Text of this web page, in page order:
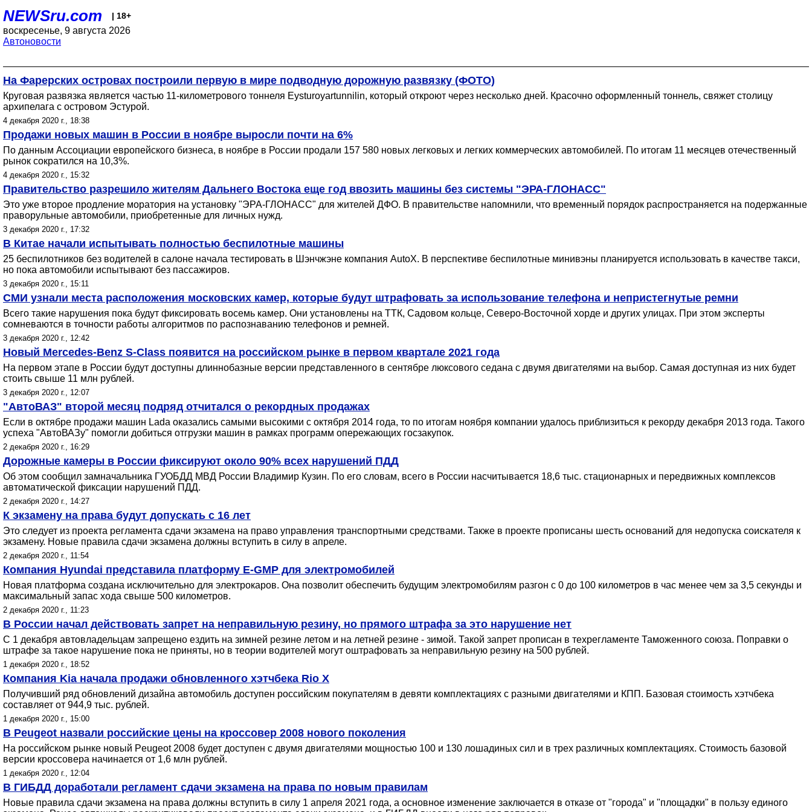
NEWSru.com | 18+
воскресенье, 9 августа 2026
Автоновости
На Фарерских островах построили первую в мире подводную дорожную развязку (ФОТО)
Круговая развязка является частью 11-километрового тоннеля Eysturoyartunnilin, который откроют через несколько дней. Красочно оформленный тоннель, свяжет столицу
архипелага с островом Эстурой.
4 декабря 2020 г., 18:38
Продажи новых машин в России в ноябре выросли почти на 6%
По данным Ассоциации европейского бизнеса, в ноябре в России продали 157 580 новых легковых и легких коммерческих автомобилей. По итогам 11 месяцев отечественный
рынок сократился на 10,3%.
4 декабря 2020 г., 15:32
Правительство разрешило жителям Дальнего Востока еще год ввозить машины без системы "ЭРА-ГЛОНАСС"
Это уже второе продление моратория на установку "ЭРА-ГЛОНАСС" для жителей ДФО. В правительстве напомнили, что временный порядок распространяется на подержанные
праворульные автомобили, приобретенные для личных нужд.
3 декабря 2020 г., 17:32
В Китае начали испытывать полностью беспилотные машины
25 беспилотников без водителей в салоне начала тестировать в Шэнчжэне компания AutoX. В перспективе беспилотные минивэны планируется использовать в качестве такси,
но пока автомобили испытывают без пассажиров.
3 декабря 2020 г., 15:11
СМИ узнали места расположения московских камер, которые будут штрафовать за использование телефона и непристегнутые ремни
Всего такие нарушения пока будут фиксировать восемь камер. Они установлены на ТТК, Садовом кольце, Северо-Восточной хорде и других улицах. При этом эксперты
сомневаются в точности работы алгоритмов по распознаванию телефонов и ремней.
3 декабря 2020 г., 12:42
Новый Mercedes-Benz S-Class появится на российском рынке в первом квартале 2021 года
На первом этапе в России будут доступны длиннобазные версии представленного в сентябре люксового седана с двумя двигателями на выбор. Самая доступная из них будет
стоить свыше 11 млн рублей.
3 декабря 2020 г., 12:07
"АвтоВАЗ" второй месяц подряд отчитался о рекордных продажах
Если в октябре продажи машин Lada оказались самыми высокими с октября 2014 года, то по итогам ноября компании удалось приблизиться к рекорду декабря 2013 года. Такого
успеха "АвтоВАЗу" помогли добиться отгрузки машин в рамках программ опережающих госзакупок.
2 декабря 2020 г., 16:29
Дорожные камеры в России фиксируют около 90% всех нарушений ПДД
Об этом сообщил замначальника ГУОБДД МВД России Владимир Кузин. По его словам, всего в России насчитывается 18,6 тыс. стационарных и передвижных комплексов
автоматической фиксации нарушений ПДД.
2 декабря 2020 г., 14:27
К экзамену на права будут допускать с 16 лет
Это следует из проекта регламента сдачи экзамена на право управления транспортными средствами. Также в проекте прописаны шесть оснований для недопуска соискателя к
экзамену. Новые правила сдачи экзамена должны вступить в силу в апреле.
2 декабря 2020 г., 11:54
Компания Hyundai представила платформу E-GMP для электромобилей
Новая платформа создана исключительно для электрокаров. Она позволит обеспечить будущим электромобилям разгон с 0 до 100 километров в час менее чем за 3,5 секунды и
максимальный запас хода свыше 500 километров.
2 декабря 2020 г., 11:23
В России начал действовать запрет на неправильную резину, но прямого штрафа за это нарушение нет
С 1 декабря автовладельцам запрещено ездить на зимней резине летом и на летней резине - зимой. Такой запрет прописан в техрегламенте Таможенного союза. Поправки о
штрафе за такое нарушение пока не приняты, но в теории водителей могут оштрафовать за неправильную резину на 500 рублей.
1 декабря 2020 г., 18:52
Компания Kia начала продажи обновленного хэтчбека Rio X
Получивший ряд обновлений дизайна автомобиль доступен российским покупателям в девяти комплектациях с разными двигателями и КПП. Базовая стоимость хэтчбека
составляет от 944,9 тыс. рублей.
1 декабря 2020 г., 15:00
В Peugeot назвали российские цены на кроссовер 2008 нового поколения
На российском рынке новый Peugeot 2008 будет доступен с двумя двигателями мощностью 100 и 130 лошадиных сил и в трех различных комплектациях. Стоимость базовой
версии кроссовера начинается от 1,6 млн рублей.
1 декабря 2020 г., 12:04
В ГИБДД доработали регламент сдачи экзамена на права по новым правилам
Новые правила сдачи экзамена на права должны вступить в силу 1 апреля 2021 года, а основное изменение заключается в отказе от "города" и "площадки" в пользу единого